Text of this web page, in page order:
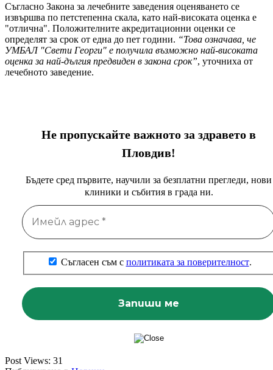
Съгласно Закона за лечебните заведения оценяването се
извършва по петстепенна скала, като най-високата оценка е
"отлична". Положителните акредитационни оценки се
определят за срок от една до пет години. “Това означава, че
УМБАЛ "Свети Георги" е получила възможно най-високата
оценка за най-дългия предвиден в закона срок”, уточниха от
лечебното заведение.
Не пропускайте важното за здравето в
Пловдив!
Бъдете сред първите, научили за безплатни прегледи, нови
клиники и събития в града ни.
Съгласен съм с политиката за поверителност.
Post Views: 31